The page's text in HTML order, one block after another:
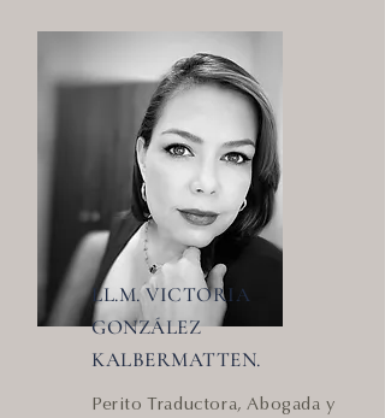
LL.M. VICTORIA
GONZÁLEZ
KALBERMATTEN.
Perito Traductora, Abogada y